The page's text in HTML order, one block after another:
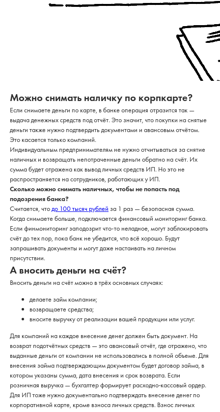
Можно снимать наличку по корпкарте?
Если снимаете деньги по карте, в банке операция отразится так —
выдача денежных средств под отчёт. Это значит, что покупки на снятые
деньги также нужно подтвердить документами и авансовым отчётом.
Это касается только компаний.
Индивидуальным предпринимателям не нужно отчитываться за снятие
наличных и возвращать непотраченные деньги обратно на счёт. Их
сумма будет отражена как вывод личных средств ИП. Но это не
распространяется на сотрудников, работающих у ИП.
Сколько можно снимать наличных, чтобы не попасть под
подозрения банка?
Считается, чтодо 100 тысяч рублей за 1 раз — безопасная сумма.
Когда снимаете больше, подключается финансовый мониторинг банка.
Если финмониторинг заподозрит что-то неладное, могут заблокировать
счёт до тех пор, пока банк не убедится, что всё хорошо. Будут
запрашивать документы и могут даже настаивать на личном
присутствии.
А вносить деньги на счёт?
Вносить деньги на счёт можно в трёх основных случаях:
делаете займ компании;
возвращаете средства;
вносите выручку от реализации вашей продукции или услуг.
Для компаний на каждое внесение денег должен быть документ. На
возврат подотчётных средств — это авансовый отчёт, где отражено, что
выданные деньги от компании не использовались в полной объеме. Для
внесения займа подтверждающим документом будет договор займа, в
котором указаны сумма, дата внесения и срок возврата. Если
розничная выручка — бухгалтер формирует расходно-кассовый ордер.
Для ИП тоже нужно документально подтверждать внесение денег по
корпоративной карте, кроме взноса личных средств. Взнос личных